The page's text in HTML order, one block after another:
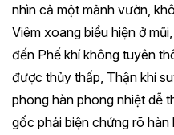
nhìn cả một mảnh vườn,
Viêm xoang biểu hiện ở
đến Phế khí không tuyên
được thủy thấp, Thận khí
phong hàn phong nhiệt dễ
gốc phải biện chứng rõ